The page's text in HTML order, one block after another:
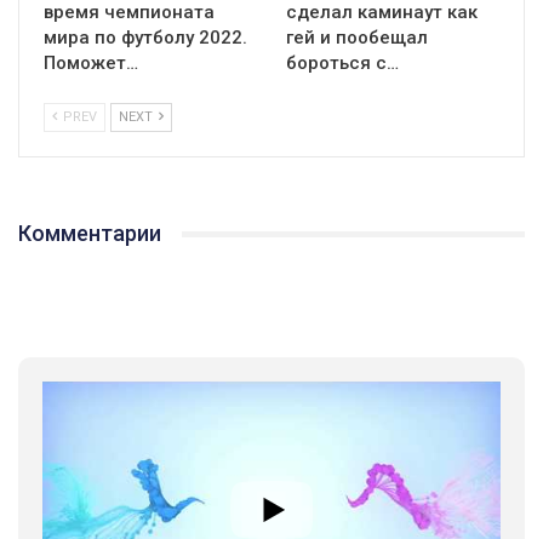
время чемпионата
мира по футболу 2022.
Поможет…
сделал каминаут как
гей и пообещал
бороться с…
PREV NEXT
Комментарии